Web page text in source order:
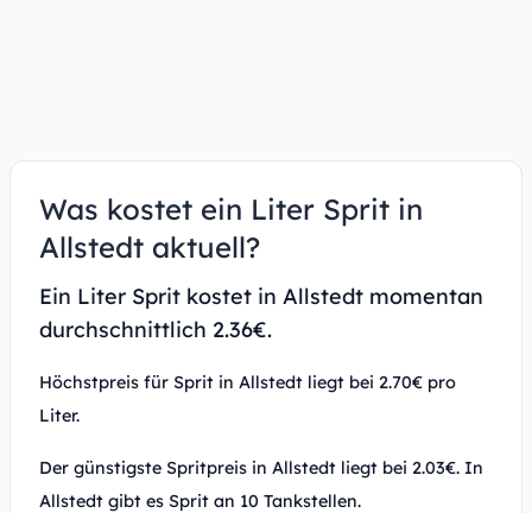
Was kostet ein Liter Sprit in
Allstedt aktuell?
Ein Liter Sprit kostet in Allstedt momentan
durchschnittlich 2.36€.
Höchstpreis für Sprit in Allstedt liegt bei 2.70€ pro
Liter.
Der günstigste Spritpreis in Allstedt liegt bei 2.03€. In
Allstedt gibt es Sprit an 10 Tankstellen.